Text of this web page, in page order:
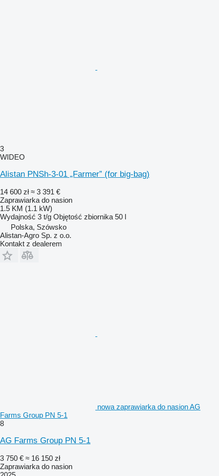
3
WIDEO
Alistan PNSh-3-01 „Farmer” (for big-bag)
14 600 zł ≈ 3 391 €
Zaprawiarka do nasion
1.5 KM (1.1 kW)
Wydajność 3 t/g Objętość zbiornika 50 l
Polska, Szówsko
Alistan-Agro Sp. z o.o.
Kontakt z dealerem
nowa zaprawiarka do nasion AG
Farms Group PN 5-1
8
AG Farms Group PN 5-1
3 750 € ≈ 16 150 zł
Zaprawiarka do nasion